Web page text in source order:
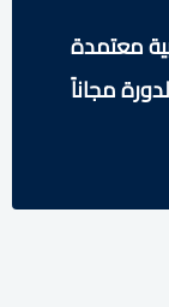
معتمدة
مجاناً